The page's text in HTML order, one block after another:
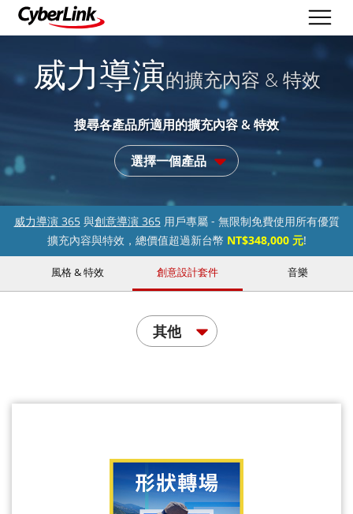
威力導演的擴充內容 & 特效
搜尋各產品所適用的擴充內容 & 特效
選擇一個產品
威力導演 365與創意導演 365用戶專屬 - 無限制免費使用所有優質
擴充內容與特效，總價值超過新台幣 NT$348,000 元!
風格 & 特效 創意設計套件 音樂
其他